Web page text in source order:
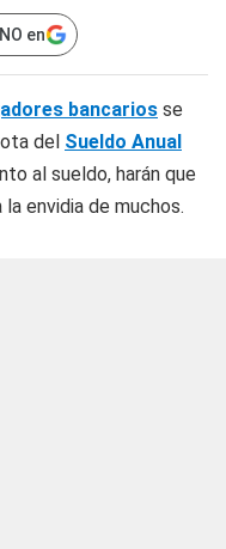
en
bancarios se
del Sueldo Anual
al sueldo, harán que
envidia de muchos.